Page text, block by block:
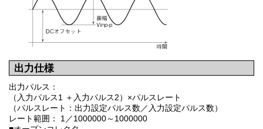
出力仕様
出力パルス：
（入力パルス1 ＋入力パルス2）×パルスレート
（パルスレート：出力設定パルス数／入力設定パルス数）
レート範囲： 1／1000000～1000000